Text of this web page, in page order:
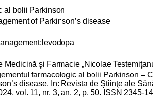
al bolii Parkinson
of Parkinson’s disease
Medicină şi Farmacie „Nicolae
farmacologic al bolii Parkinson =
disease. In: Revista de Ştiinţe ale
vol. 11, nr. 3, an. 2, p. 50. ISSN 2345-